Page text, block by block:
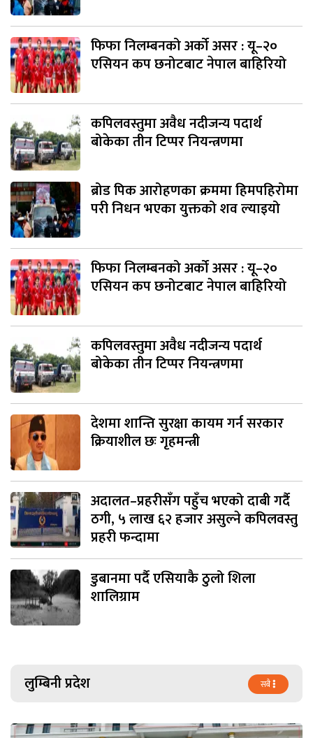
फिफा निलम्बनको अर्को असर : यू–२०
एसियन कप छनोटबाट नेपाल बाहिरियो
कपिलवस्तुमा अवैध नदीजन्य पदार्थ
बोकेका तीन टिप्पर नियन्त्रणमा
ब्रोड पिक आरोहणका क्रममा हिमपहिरोमा
परी निधन भएका युक्तको शव ल्याइयो
फिफा निलम्बनको अर्को असर : यू–२०
एसियन कप छनोटबाट नेपाल बाहिरियो
कपिलवस्तुमा अवैध नदीजन्य पदार्थ
बोकेका तीन टिप्पर नियन्त्रणमा
देशमा शान्ति सुरक्षा कायम गर्न सरकार
क्रियाशील छः गृहमन्त्री
अदालत–प्रहरीसँग पहुँच भएको दाबी गर्दै
ठगी, ५ लाख ६२ हजार असुल्ने कपिलवस्तु
प्रहरी फन्दामा
डुबानमा पर्दै एसियाकै ठुलो शिला
शालिग्राम
लुम्बिनी प्रदेश सबै